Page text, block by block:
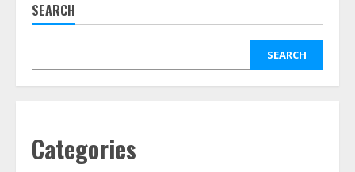
SEARCH
SEARCH
Categories